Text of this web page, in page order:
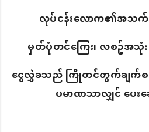
လုပ်ငန်းလောက၏အသက်
မှတ်ပုံတင်ကြေး၊ လစဥ်အသုံးပ
ငွေလွှဲခသည် ကြိုတင်တွက်ချက်စစ်
ပမာဏသာလျှင် ပေး